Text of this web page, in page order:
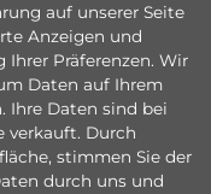
auf unserer Seite
Anzeigen und
Ihrer Präferenzen. Wir
Daten auf Ihrem
Ihre Daten sind bei
verkauft. Durch
stimmen Sie der
durch uns und